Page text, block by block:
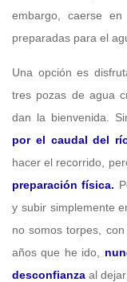
embargo, caerse
preparadas para el
Una opción es
tres pozas de agua
dan la bienvenida.
por el caudal del
hacer el recorrido,
preparación física.
y subir simplemente
no somos torpes,
años que he ido,
desconfianza al